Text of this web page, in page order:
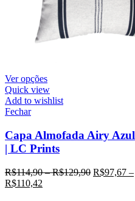
Ver opções
Quick view
Add to wishlist
Fechar
Capa Almofada Airy Azul
| LC Prints
R$114,90–R$129,90 R$97,67 –
R$110,42